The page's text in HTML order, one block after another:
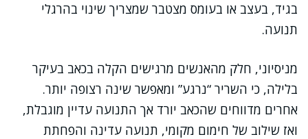
בגיד, בעצב או בעומס מצטבר שמצריך שינוי בהרגלי
תנועה.
מניסיוני, חלק מהאנשים מרגישים הקלה בכאב בעיקר
בלילה, כי השריר “נרגע” ומאפשר שינה רצופה יותר.
אחרים מדווחים שהכאב יורד אך התנועה עדיין מוגבלת,
ואז שילוב של חימום מקומי, תנועה עדינה והפחתת